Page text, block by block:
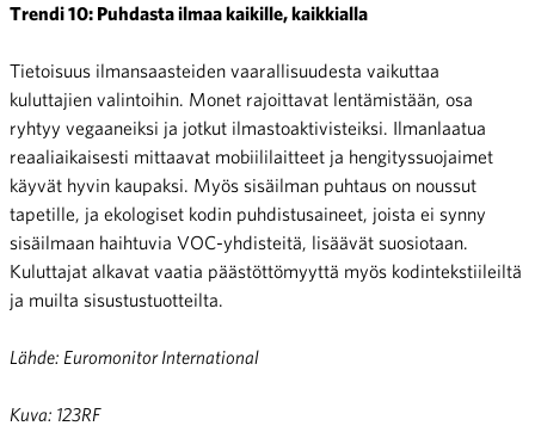
Trendi 10: Puhdasta ilmaa kaikille, kaikkialla
Tietoisuus ilmansaasteiden vaarallisuudesta vaikuttaa
kuluttajien valintoihin. Monet rajoittavat lentämistään, osa
ryhtyy vegaaneiksi ja jotkut ilmastoaktivisteiksi. Ilmanlaatua
reaaliaikaisesti mittaavat mobiililaitteet ja hengityssuojaimet
käyvät hyvin kaupaksi. Myös sisäilman puhtaus on noussut
tapetille, ja ekologiset kodin puhdistusaineet, joista ei synny
sisäilmaan haihtuvia VOC-yhdisteitä, lisäävät suosiotaan.
Kuluttajat alkavat vaatia päästöttömyyttä myös kodintekstiileiltä
ja muilta sisustustuotteilta.
Lähde: Euromonitor International
Kuva: 123RF